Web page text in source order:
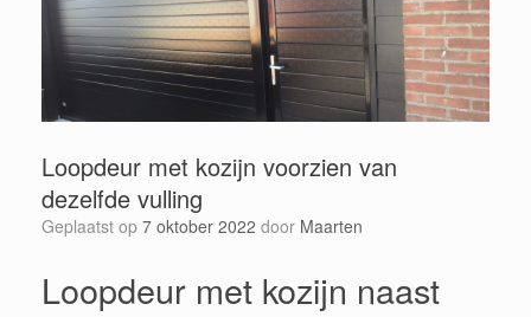
Loopdeur met kozijn voorzien van
dezelfde vulling
Geplaatst op 7 oktober 2022 door Maarten
Loopdeur met kozijn naast